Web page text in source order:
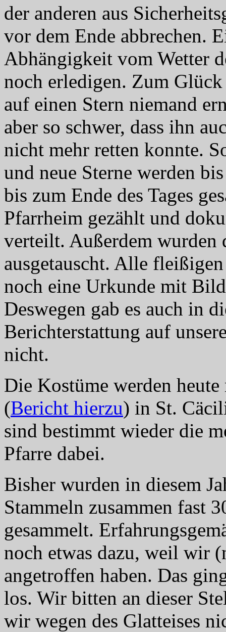
der anderen aus
vor dem Ende abbrechen.
Abhängigkeit vom Wetter
noch erledigen. Zum
auf einen Stern niemand
aber so schwer, dass ihn
nicht mehr retten konnte.
und neue Sterne werden
bis zum Ende des Tages
Pfarrheim gezählt und
verteilt. Außerdem wurden
ausgetauscht. Alle
noch eine Urkunde mit
Deswegen gab es auch in
Berichterstattung auf
nicht.
Die Kostüme werden
(Bericht hierzu) in St.
sind bestimmt wieder die
Pfarre dabei.
Bisher wurden in diesem
Stammeln zusammen fast
gesammelt.
noch etwas dazu, weil wir
angetroffen haben. Das
los. Wir bitten an dieser
wir wegen des Glatteises